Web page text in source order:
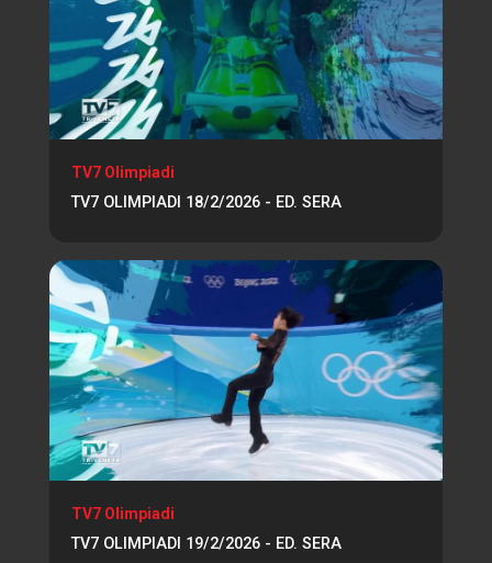
TV7 Olimpiadi
TV7 OLIMPIADI 18/2/2026 - ED. SERA
TV7 Olimpiadi
TV7 OLIMPIADI 19/2/2026 - ED. SERA